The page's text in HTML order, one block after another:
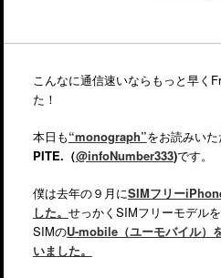
こんなに通信速いならもっと早く
た！
本日も“monograph”をお読みいた
PITE.（@infoNumber333)です。
僕は去年の９月にSIMフリー
した。 せっかくSIMフリーモデル
SIMのU-mobile（ユーモバイル）
いました。